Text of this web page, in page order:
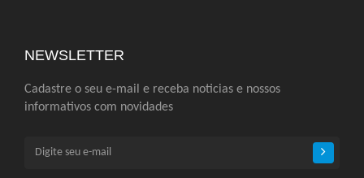
NEWSLETTER
Cadastre o seu e-mail e receba noticias e nossos
informativos com novidades